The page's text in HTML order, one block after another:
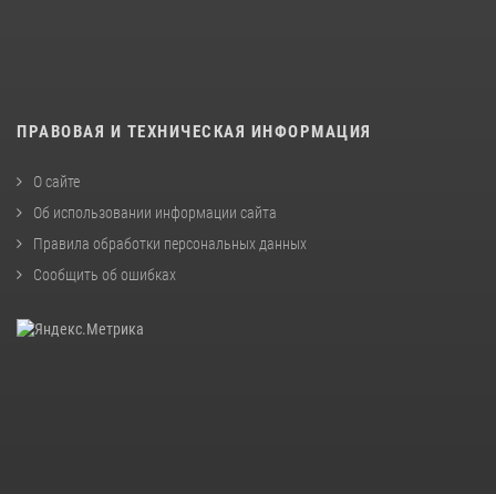
ПРАВОВАЯ И ТЕХНИЧЕСКАЯ ИНФОРМАЦИЯ
О сайте
Об использовании информации сайта
Правила обработки персональных данных
Сообщить об ошибках